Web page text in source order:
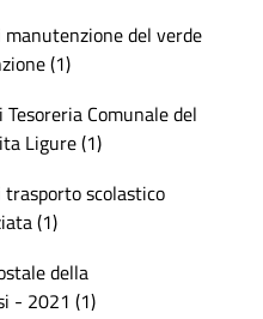
del verde
(1)
Comunale del
Ligure (1)
scolastico
(1)
della
- 2021 (1)